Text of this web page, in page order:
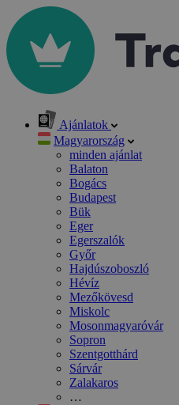
Ajánlatok
Magyarország
minden ajánlat
Balaton
Bogács
Budapest
Bük
Eger
Egerszalók
Győr
Hajdúszoboszló
Hévíz
Mezőkövesd
Miskolc
Mosonmagyaróvár
Sopron
Szentgotthárd
Sárvár
Zalakaros
…